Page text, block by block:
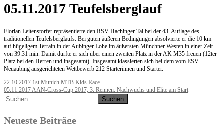
05.11.2017 Teufelsberglauf
Florian Leitenstorfer repräsentierte den RSV Hachinger Tal bei der 43. Auflage des
traditionellen Teufelsberglaufs. Bei guten äußeren Bedingungen absolvierte er die 10 km
auf hügeligem Terrain in der Aubinger Lohe im äußersten Münchner Westen in einer Zeit
von 39:31 min. Damit durfte er sich über einen zweiten Platz in der AK M35 freuen (12ter
Platz bei den Herren und insgesamt). Insgesamt klassierten sich bei dem vom ESV
Neuaubing ausgerichteten Wettbewerb 212 Starterinnen und Starter.
Post
navigation
22.10.2017 1st Munich MTB Kids Race
05.11.2017 AAN-Cross-Cup 2017, 3. Rennen: Nachwuchs und Elite am Start
Suchen
nach:
Neueste Beiträge